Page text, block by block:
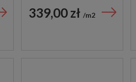
339,00 zł m2